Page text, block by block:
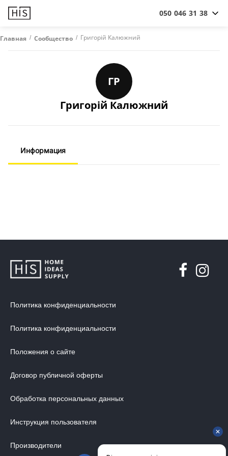
050 046 31 38
Главная / Сообщество / Григорій Калюжний
ГР
Григорій Калюжний
Информация
Политика конфиденциальности
Политика конфиденциальности
Положения о сайте
Договор публичной оферты
Обработка персональных данных
Инструкция пользователя
Производители